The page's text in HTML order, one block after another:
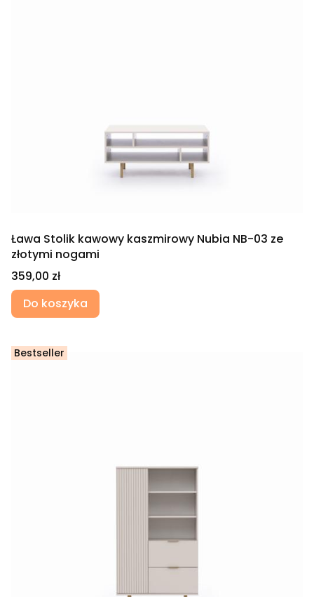
Ława Stolik kawowy kaszmirowy Nubia NB-03 ze
złotymi nogami
Cena
359,00 zł
Do koszyka
Bestseller